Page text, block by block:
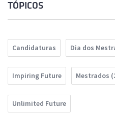
TÓPICOS
Candidaturas Dia dos
Impiring Future Mestrados
Unlimited Future